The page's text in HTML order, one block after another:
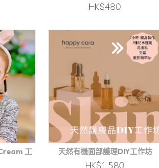
HK$480
工
天然有機面部護理DIY工作坊
HK$1,580